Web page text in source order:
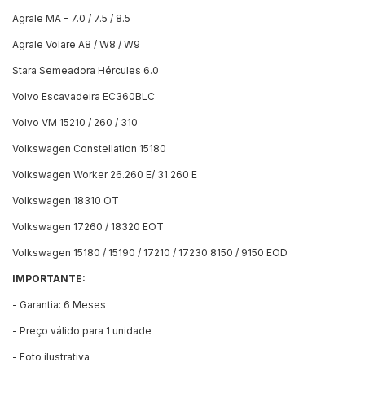
Agrale MA - 7.0 / 7.5 / 8.5
Agrale Volare A8 / W8 / W9
Stara Semeadora Hércules 6.0
Volvo Escavadeira EC360BLC
Volvo VM 15210 / 260 / 310
Volkswagen Constellation 15180
Volkswagen Worker 26.260 E/ 31.260 E
Volkswagen 18310 OT
Volkswagen 17260 / 18320 EOT
Volkswagen 15180 / 15190 / 17210 / 17230 8150 / 9150 EOD
IMPORTANTE:
- Garantia: 6 Meses
- Preço válido para 1 unidade
- Foto ilustrativa